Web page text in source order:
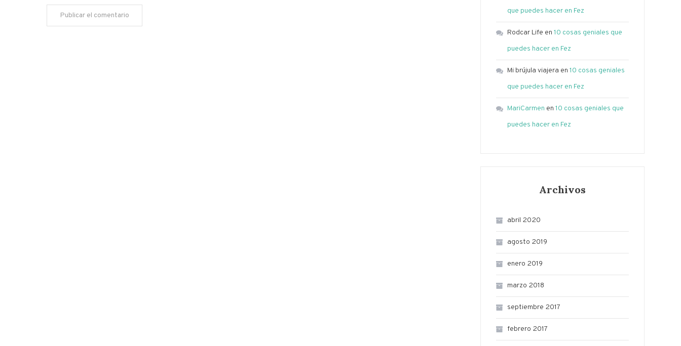
que puedes hacer en Fez
Rodcar Life en 10 cosas geniales que
puedes hacer en Fez
Mi brújula viajera en 10 cosas geniales
que puedes hacer en Fez
MariCarmen en 10 cosas geniales que
puedes hacer en Fez
Archivos
abril 2020
agosto 2019
enero 2019
marzo 2018
septiembre 2017
febrero 2017